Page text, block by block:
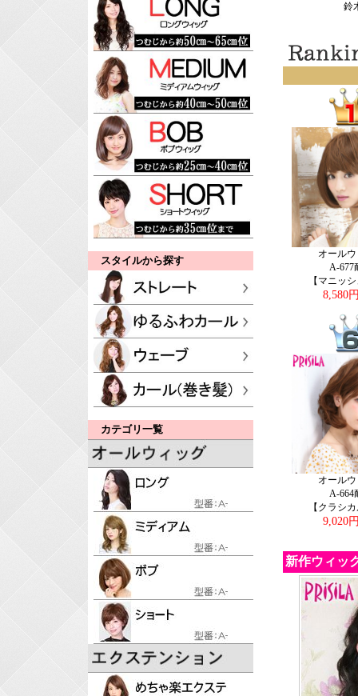
スタイルから探す
カテゴリ一覧
鈴
オール
A-677
【マニッ
8,580
オール
A-664
【クラシ
9,020
新作ウィッ